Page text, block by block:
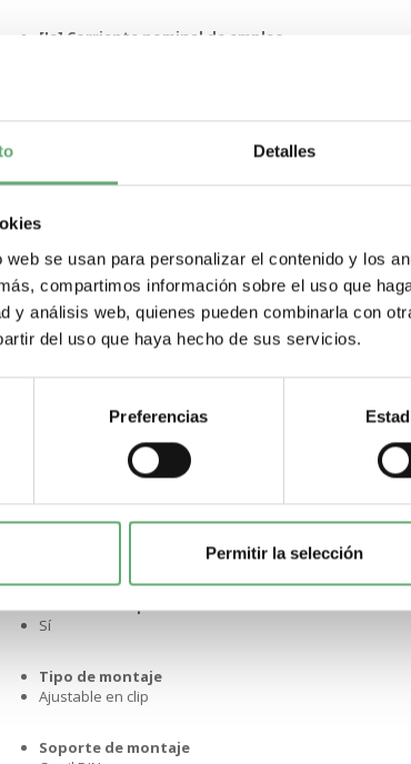
Detalles
se usan para personalizar el contenido y los
compartimos información sobre el uso que
y análisis web, quienes pueden combinarla con
del uso que haya hecho de sus servicios.
Preferencias
Permitir la selección
[Ie] Corriente nominal de empleo
400/415 V CA 50/60 Hz
[icm] capacidad nominal de cortocircuito
[Icw] Corriente temporal admisible
20 kA durabilidad eléctrica 1 s
[Ui] Tensión nominal de aislamiento
500 V CA 50/60 Hz acorde a EN/IEC 60947-3
6 kV acorde a EN/IEC 60947-3
Tipo de control
ManetaDisparo a distancia
Indicación de encendido/apagado
indicador de posición del contacto
Sí
Tipo de montaje
Ajustable en clip
Soporte de montaje